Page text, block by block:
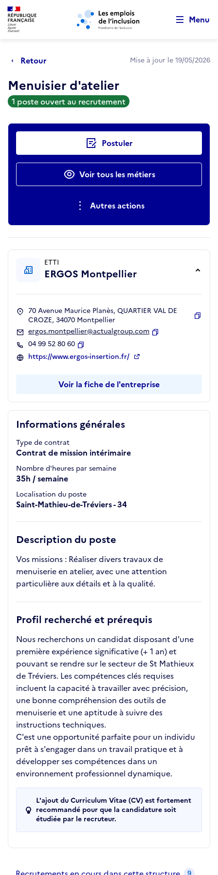
Aller au menu principal Aller au contenu principal
Menu
Retour Mise à jour le 19/05/2026
Menuisier d'atelier
1 poste ouvert au recrutement
Actions rapides Postuler
Voir tous les métiers
Autres actions
Informations générales
Type de contrat
Contrat de mission intérimaire
Nombre d'heures par semaine
35h / semaine
Localisation du poste
Saint-Mathieu-de-Tréviers - 34
Description du poste
Vos missions : Réaliser divers travaux de
menuiserie en atelier, avec une attention
particulière aux détails et à la qualité.
Profil recherché et prérequis
Nous recherchons un candidat disposant d'une
première expérience significative (+ 1 an) et
pouvant se rendre sur le secteur de St Mathieux
de Tréviers. Les compétences clés requises
incluent la capacité à travailler avec précision,
une bonne compréhension des outils de
menuiserie et une aptitude à suivre des
instructions techniques.
C'est une opportunité parfaite pour un individu
prêt à s'engager dans un travail pratique et à
développer ses compétences dans un
environnement professionnel dynamique.
L'ajout du Curriculum Vitae (CV) est fortement
recommandé pour que la candidature soit
étudiée par le recruteur.
ETTI
ERGOS Montpellier
70 Avenue Maurice Planès, QUARTIER VAL DE
CROZE, 34070 Montpellier
ergos.montpellier@actualgroup.com
04 99 52 80 60
Copier
https://www.ergos-insertion.fr/
Voir la fiche de l'entreprise
Retour au début de la page
Panneau de gestion des cookies